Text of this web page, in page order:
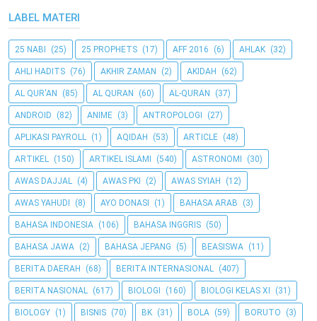
LABEL MATERI
25 NABI (25) 25 PROPHETS (17) AFF 2016 (6) AHLAK (32)
AHLI HADITS (76) AKHIR ZAMAN (2) AKIDAH (62)
AL QUR'AN (85) AL QURAN (60) AL-QURAN (37)
ANDROID (82) ANIME (3) ANTROPOLOGI (27)
APLIKASI PAYROLL (1) AQIDAH (53) ARTICLE (48)
ARTIKEL (150) ARTIKEL ISLAMI (540) ASTRONOMI (30)
AWAS DAJJAL (4) AWAS PKI (2) AWAS SYIAH (12)
AWAS YAHUDI (8) AYO DONASI (1) BAHASA ARAB (3)
BAHASA INDONESIA (106) BAHASA INGGRIS (50)
BAHASA JAWA (2) BAHASA JEPANG (5) BEASISWA (11)
BERITA DAERAH (68) BERITA INTERNASIONAL (407)
BERITA NASIONAL (617) BIOLOGI (160) BIOLOGI KELAS XI (31)
BIOLOGY (1) BISNIS (70) BK (31) BOLA (59) BORUTO (3)